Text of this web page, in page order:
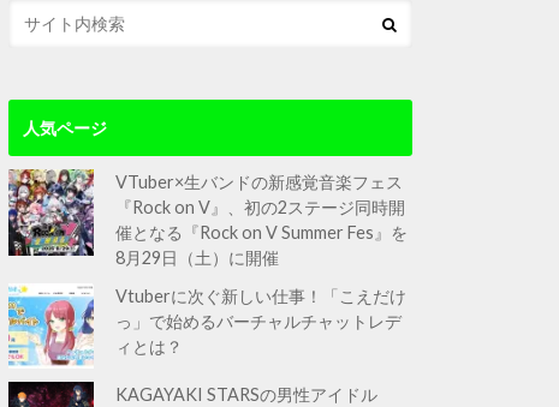
人気ページ
VTuber×生バンドの新感覚音楽フェス
『Rock on V』、初の2ステージ同時開
催となる『Rock on V Summer Fes』を
8月29日（土）に開催
Vtuberに次ぐ新しい仕事！「こえだけ
っ」で始めるバーチャルチャットレデ
ィとは？
KAGAYAKI STARSの男性アイドル